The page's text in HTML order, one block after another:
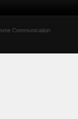
Communication